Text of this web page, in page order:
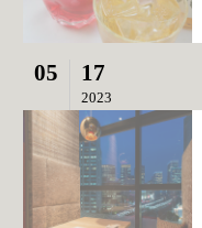
05 17
2023